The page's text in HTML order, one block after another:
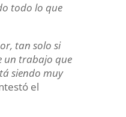
todo lo que
tan solo si
un trabajo que
siendo muy
el